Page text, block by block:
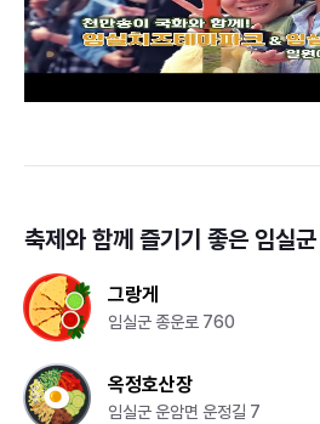
축제와 함께 즐기기 좋은 임실군
그랑게
임실군 종운로 760
옥정호산장
임실군 운암면 운정길 7